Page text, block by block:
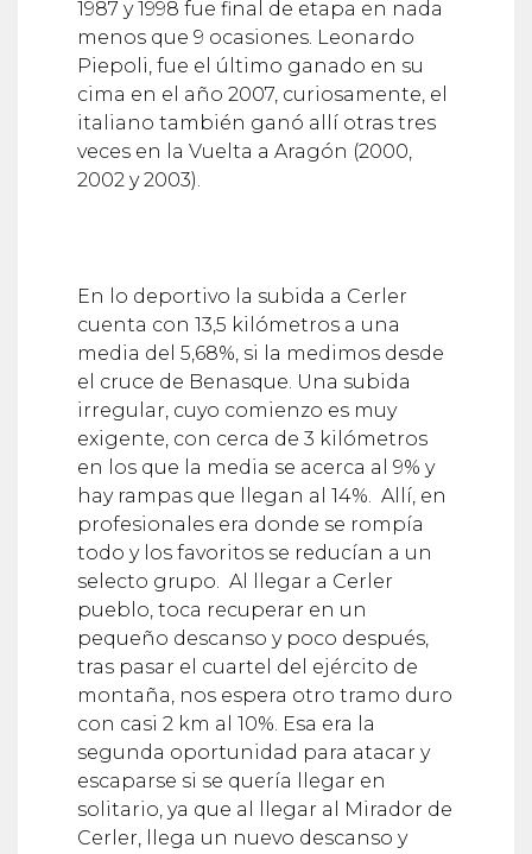
1987 y 1998 fue final de etapa en nada
menos que 9 ocasiones. Leonardo
Piepoli, fue el último ganado en su
cima en el año 2007, curiosamente, el
italiano también ganó allí otras tres
veces en la Vuelta a Aragón (2000,
2002 y 2003).
En lo deportivo la subida a Cerler
cuenta con 13,5 kilómetros a una
media del 5,68%, si la medimos desde
el cruce de Benasque. Una subida
irregular, cuyo comienzo es muy
exigente, con cerca de 3 kilómetros
en los que la media se acerca al 9% y
hay rampas que llegan al 14%. Allí, en
profesionales era donde se rompía
todo y los favoritos se reducían a un
selecto grupo. Al llegar a Cerler
pueblo, toca recuperar en un
pequeño descanso y poco después,
tras pasar el cuartel del ejército de
montaña, nos espera otro tramo duro
con casi 2 km al 10%. Esa era la
segunda oportunidad para atacar y
escaparse si se quería llegar en
solitario, ya que al llegar al Mirador de
Cerler, llega un nuevo descanso y